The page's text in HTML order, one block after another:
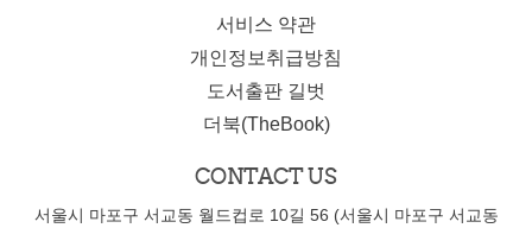
서비스 약관
개인정보취급방침
도서출판 길벗
더북(TheBook)
CONTACT US
서울시 마포구 서교동 월드컵로 10길 56 (서울시 마포구 서교동